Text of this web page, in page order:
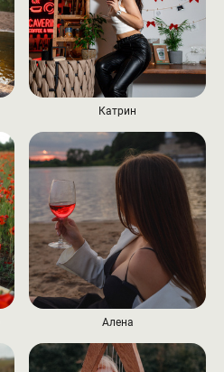
Катрин
Алена